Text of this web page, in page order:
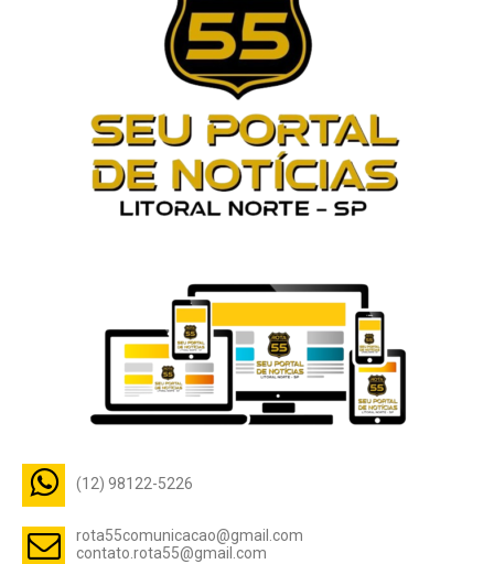
(12) 98122-5226
rota55comunicacao@gmail.com
contato.rota55@gmail.com